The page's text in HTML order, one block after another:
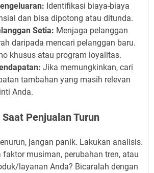
Identifikasi biaya-biaya
dan bisa dipotong atau ditunda.
Setia: Menjaga pelanggan
daripada mencari pelanggan baru.
khusus atau program loyalitas.
Jika memungkinkan, cari
tambahan yang masih relevan
Anda.
Penjualan Turun
jangan panik. Lakukan analisis.
faktor musiman, perubahan tren, atau
layanan Anda? Bicaralah dengan